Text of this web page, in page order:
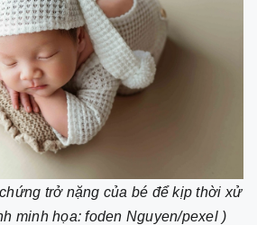
trở nặng của bé để kịp thời xử
minh họa: foden Nguyen/pexel )